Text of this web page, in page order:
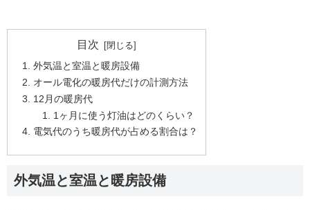
目次
外気温と室温と暖房設備
オール電化の暖房代だけの計測方法
12月の暖房代
1ヶ月に使う灯油はどのくらい？
電気代のうち暖房代が占める割合は？
外気温と室温と暖房設備